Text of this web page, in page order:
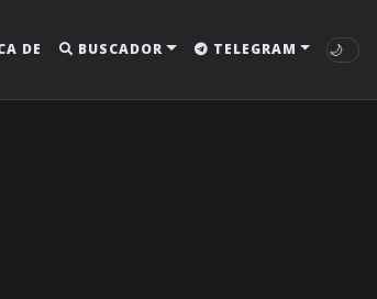
DE BUSCADOR TELEGRAM 🌙